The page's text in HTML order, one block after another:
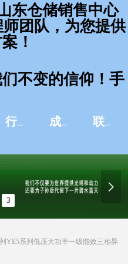
行业应用 成功案例 联系我们
3
넲
东仓储销售中心
团队，为您提供
！
不变的信仰！手
列YE5系列低压大功率一级能效三相异